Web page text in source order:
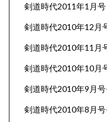
剣道時代2011年1月号
剣道時代2010年12月
剣道時代2010年11月
剣道時代2010年10月
剣道時代2010年9月
剣道時代2010年8月